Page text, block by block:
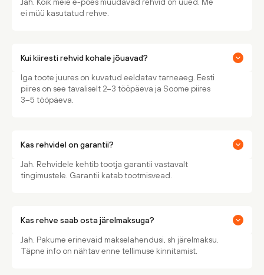
ei müü kasutatud rehve.
Kui kiiresti rehvid kohale jõuavad?
Iga toote juures on kuvatud eeldatav tarneaeg. Eesti
piires on see tavaliselt 2–3 tööpäeva ja Soome piires
3–5 tööpäeva.
Kas rehvidel on garantii?
Jah. Rehvidele kehtib tootja garantii vastavalt
tingimustele. Garantii katab tootmisvead.
Kas rehve saab osta järelmaksuga?
Jah. Pakume erinevaid makselahendusi, sh järelmaksu.
Täpne info on nähtav enne tellimuse kinnitamist.